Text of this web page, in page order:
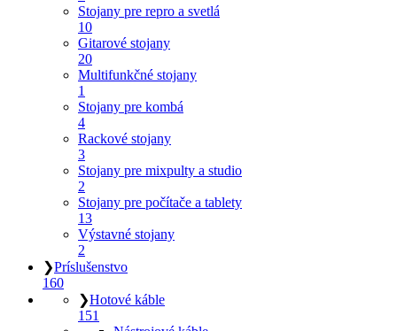
Stojany pre repro a svetlá
10
Gitarové stojany
20
Multifunkčné stojany
1
Stojany pre kombá
4
Rackové stojany
3
Stojany pre mixpulty a studio
2
Stojany pre počítače a tablety
13
Výstavné stojany
2
❯Príslušenstvo
160
❯Hotové káble
151